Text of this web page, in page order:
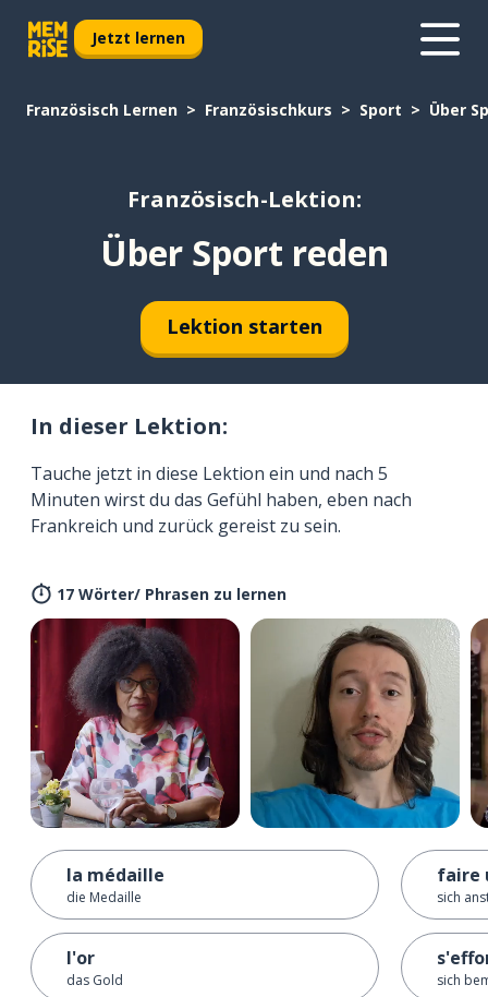
Jetzt lernen
Französisch Lernen Französischkurs Sport Über
Französisch-Lektion:
Über Sport reden
Lektion starten
In dieser Lektion:
Tauche jetzt in diese Lektion ein und nach 5
Minuten wirst du das Gefühl haben, eben nach
Frankreich und zurück gereist zu sein.
17 Wörter/ Phrasen zu lernen
la médaille
die Medaille
l'or
das Gold
faire
sich
sich